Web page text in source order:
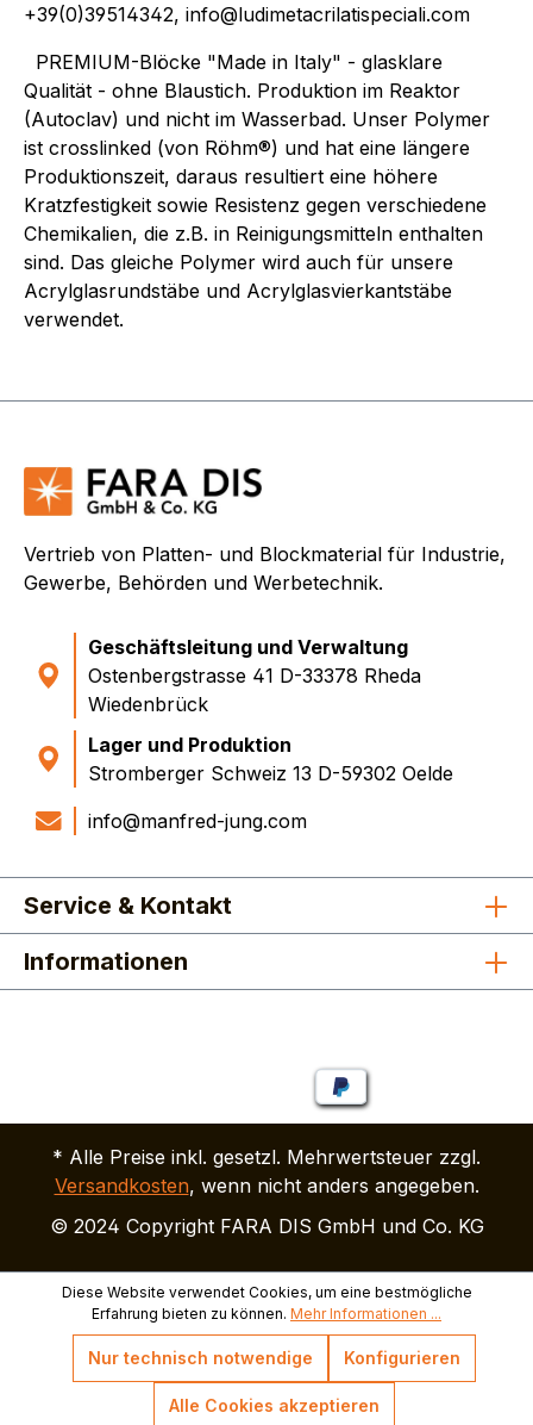
+39(0)39514342, info@ludimetacrilatispeciali.com
PREMIUM-Blöcke "Made in Italy" - glasklare
Qualität - ohne Blaustich. Produktion im Reaktor
(Autoclav) und nicht im Wasserbad. Unser Polymer
ist crosslinked (von Röhm®) und hat eine längere
Produktionszeit, daraus resultiert eine höhere
Kratzfestigkeit sowie Resistenz gegen verschiedene
Chemikalien, die z.B. in Reinigungsmitteln enthalten
sind. Das gleiche Polymer wird auch für unsere
Acrylglasrundstäbe und Acrylglasvierkantstäbe
verwendet.
Vertrieb von Platten- und Blockmaterial für Industrie,
Gewerbe, Behörden und Werbetechnik.
Geschäftsleitung und Verwaltung
Ostenbergstrasse 41 D-33378 Rheda
Wiedenbrück
Lager und Produktion
Stromberger Schweiz 13 D-59302 Oelde
info@manfred-jung.com
Service & Kontakt
Informationen
* Alle Preise inkl. gesetzl. Mehrwertsteuer zzgl.
Versandkosten, wenn nicht anders angegeben.
© 2024 Copyright FARA DIS GmbH und Co. KG
Diese Website verwendet Cookies, um eine bestmögliche
Erfahrung bieten zu können. Mehr Informationen ...
Nur technisch notwendige Konfigurieren
Alle Cookies akzeptieren